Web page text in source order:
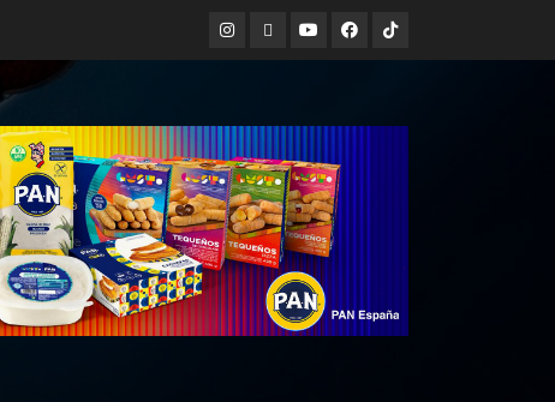
Instagram
X YoutubeFacebook
TikTok